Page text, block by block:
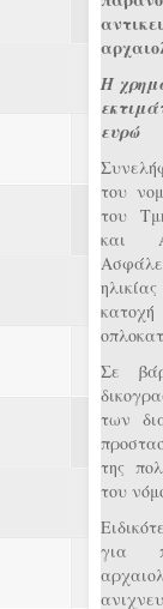
Η
ευρώ
του
του
και
Σε
των
της
του
για